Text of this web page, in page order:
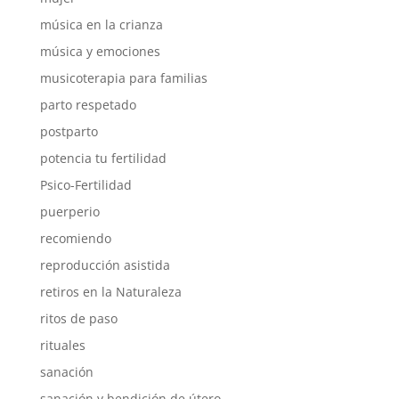
música en la crianza
música y emociones
musicoterapia para familias
parto respetado
postparto
potencia tu fertilidad
Psico-Fertilidad
puerperio
recomiendo
reproducción asistida
retiros en la Naturaleza
ritos de paso
rituales
sanación